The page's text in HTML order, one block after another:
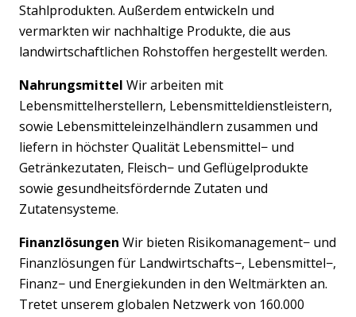
Stahlprodukten. Außerdem entwickeln und
vermarkten wir nachhaltige Produkte, die aus
landwirtschaftlichen Rohstoffen hergestellt werden.
Nahrungsmittel Wir arbeiten mit
Lebensmittelherstellern, Lebensmitteldienstleistern,
sowie Lebensmitteleinzelhändlern zusammen und
liefern in höchster Qualität Lebensmittel− und
Getränkezutaten, Fleisch− und Geflügelprodukte
sowie gesundheitsfördernde Zutaten und
Zutatensysteme.
Finanzlösungen Wir bieten Risikomanagement− und
Finanzlösungen für Landwirtschafts−, Lebensmittel−,
Finanz− und Energiekunden in den Weltmärkten an.
Tretet unserem globalen Netzwerk von 160.000